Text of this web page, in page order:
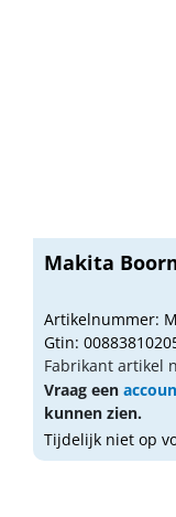
Makita
Artikelnummer:
Gtin:
Fabrikant artikel
Vraag een
kunnen zien.
Tijdelijk niet op